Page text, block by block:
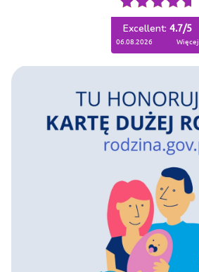
Excellent: 4.7/5
06.08.2026 więcej